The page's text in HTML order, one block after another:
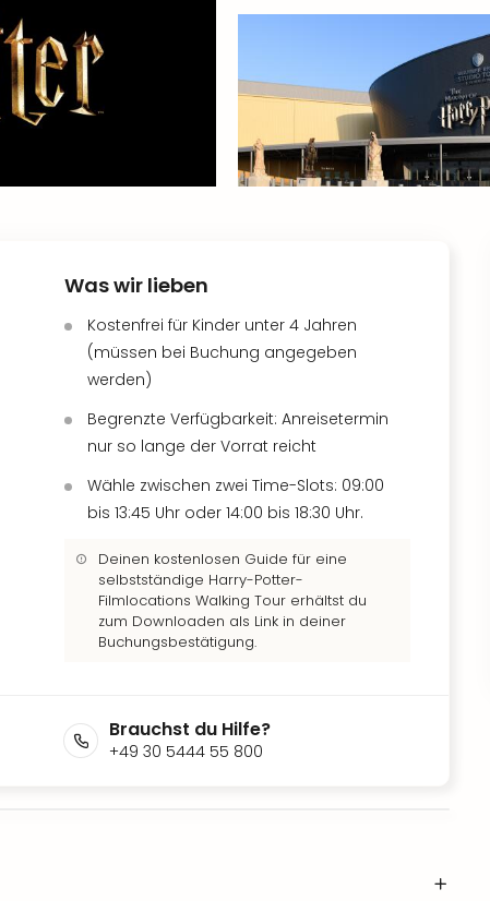
Was wir lieben
Kostenfrei für Kinder unter 4 Jahren
(müssen bei Buchung angegeben
werden)
Begrenzte Verfügbarkeit: Anreisetermin
nur so lange der Vorrat reicht
Wähle zwischen zwei Time-Slots: 09:00
bis 13:45 Uhr oder 14:00 bis 18:30 Uhr.
Deinen kostenlosen Guide für eine
selbstständige Harry-Potter-
Filmlocations Walking Tour erhältst du
zum Downloaden als Link in deiner
Buchungsbestätigung.
Brauchst du Hilfe?
+49 30 5444 55 800